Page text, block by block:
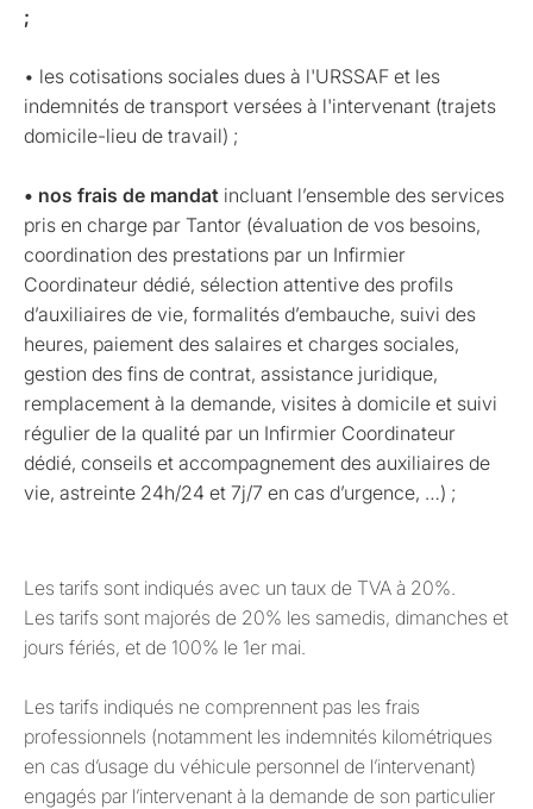
;
• les cotisations sociales dues à l'URSSAF et les
indemnités de transport versées à l'intervenant (trajets
domicile-lieu de travail) ;
• nos frais de mandat incluant l’ensemble des services
pris en charge par Tantor (évaluation de vos besoins,
coordination des prestations par un Infirmier
Coordinateur dédié, sélection attentive des profils
d’auxiliaires de vie, formalités d’embauche, suivi des
heures, paiement des salaires et charges sociales,
gestion des fins de contrat, assistance juridique,
remplacement à la demande, visites à domicile et suivi
régulier de la qualité par un Infirmier Coordinateur
dédié, conseils et accompagnement des auxiliaires de
vie, astreinte 24h/24 et 7j/7 en cas d’urgence, …) ;
Les tarifs sont indiqués avec un taux de TVA à 20%.
Les tarifs sont majorés de 20% les samedis, dimanches et
jours fériés, et de 100% le 1er mai.
Les tarifs indiqués ne comprennent pas les frais
professionnels (notamment les indemnités kilométriques
en cas d’usage du véhicule personnel de l’intervenant)
engagés par l’intervenant à la demande de son particulier